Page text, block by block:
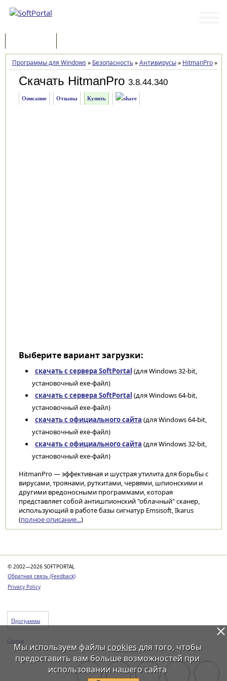
Программы для Windows » Безопасность»Антивирусы» HitmanPro»
Скачать HitmanPro 3.8.44.340
Описание Отзывы Купить
Выберите вариант загрузки:
скачать с сервера SoftPortal (для Windows 32-bit,
установочный exe-файл)
скачать с сервера SoftPortal (для Windows 64-bit,
установочный exe-файл)
скачать с официального сайта (для Windows 64-bit,
установочный exe-файл)
скачать с официального сайта (для Windows 32-bit,
установочный exe-файл)
HitmanPro — эффективная и шустрая утилита для борьбы с
вирусами, троянами, руткитами, червями, шпионскими и
другими вредоносными программами, которая
представляет собой антишпионский "облачный" сканер,
использующий в работе базы сигнатур Emsisoft, Ikarus
(полное описание...)
© 2002—2026 SOFTPORTAL
Обратная связь (Feedback)
Privacy Policy
Программы
Статьи
Мы используем файлы cookiesдля того, чтобы
предоставить вам больше возможностей при
использовании нашего сайта